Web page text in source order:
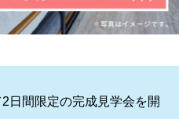
日間限定の完成見学会を開